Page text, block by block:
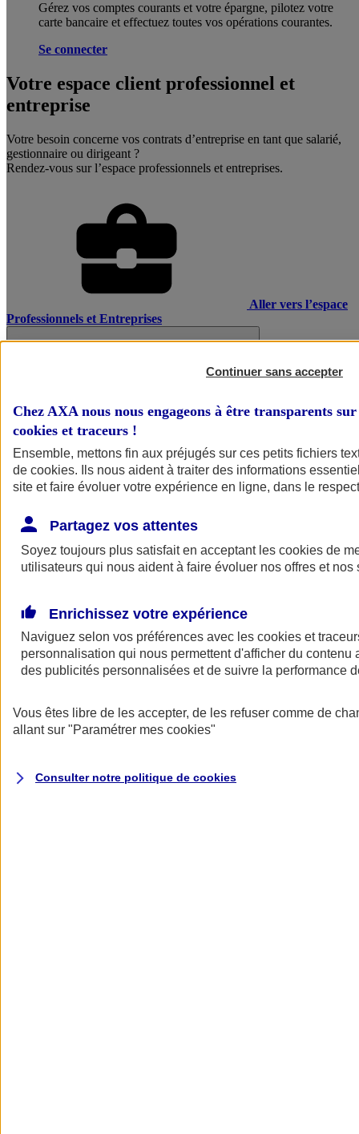
Gérez vos comptes courants et votre épargne, pilotez votre
carte bancaire et effectuez toutes vos opérations courantes.
Se connecter
Votre espace client professionnel et
entreprise
Votre besoin concerne vos contrats d’entreprise en tant que salarié,
gestionnaire ou dirigeant ?
Rendez-vous sur l’espace professionnels et entreprises.
Aller vers l’espace
Professionnels et Entreprises
AXA Assurance
Continuer sans accepter
Chez AXA nous nous engageons à être transparents
cookies et traceurs !
Ensemble, mettons fin aux préjugés sur ces petits fichiers
de cookies. Ils nous aident à traiter des informations
site et faire évoluer votre expérience en ligne, dans le
Partagez vos attentes
Soyez toujours plus satisfait en acceptant les cookies de
utilisateurs qui nous aident à faire évoluer nos offres et nos
Enrichissez votre expérience
Naviguez selon vos préférences avec les cookies et
personnalisation qui nous permettent d'afficher du contenu
des publicités personnalisées et de suivre la performance
Vous êtes libre de les accepter, de les refuser comme de
allant sur "Paramétrer mes cookies"
Consulter notre politique de cookies